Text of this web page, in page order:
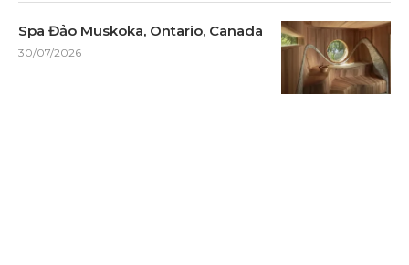
Spa Đảo Muskoka, Ontario, Canada
30/07/2026